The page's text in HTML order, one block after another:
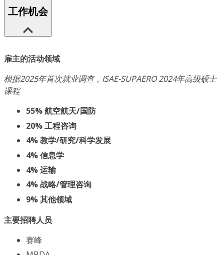
工作机会
雇主的活动领域
根据2025年首次就业调查，ISAE-SUPAERO 2024年高级硕士
课程
55% 航空航天/国防
20% 工程咨询
4% 教学/研究/科学发展
4% 信息学
4% 运输
4% 战略/管理咨询
9% 其他领域
主要招聘人员
赛峰